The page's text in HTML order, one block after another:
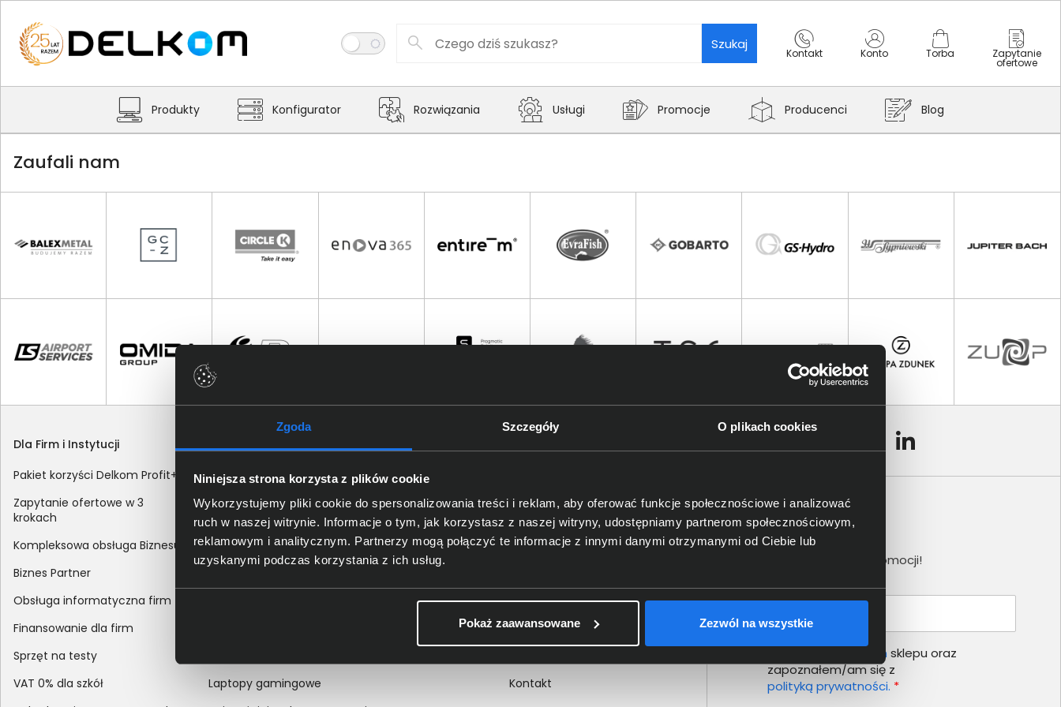
Zgoda Szczegóły O plikach cookies
Niniejsza strona korzysta z plików cookie
Wykorzystujemy pliki cookie do spersonalizowania treści i reklam, aby oferować funkcje społecznościowe i analizować
ruch w naszej witrynie. Informacje o tym, jak korzystasz z naszej witryny, udostępniamy partnerom społecznościowym,
reklamowym i analitycznym. Partnerzy mogą połączyć te informacje z innymi danymi otrzymanymi od Ciebie lub
uzyskanymi podczas korzystania z ich usług.
Pokaż zaawansowane Zezwól na wszystkie
Szukaj
Kontakt Konto Torba Zapytanie
ofertowe
Produkty Konfigurator Rozwiązania Usługi Promocje Producenci Blog
Zaufali nam
Dla Firm i Instytucji
Pakiet korzyści Delkom Profit+
Zapytanie ofertowe w 3
krokach
Kompleksowa obsługa Biznesu
Biznes Partner
Obsługa informatyczna firm
Finansowanie dla firm
Sprzęt na testy
VAT 0% dla szkół
Zakupy
Sposoby dostawy
Metody płatności
Zakup z dofinansowaniem
Odroczony termin płatności
Korekta danych nabywcy na dokumencie
Laptopy gamingowe
Certyfikaty i autoryzacje
Nagrody i wyróżnienia
Polityka prywatności
wewnętrznych
Kontakt
Newsletter
Nie przegap żadnej promocji!
regulamin sklepu oraz
zapoznałem/am się z
polityką prywatności. *